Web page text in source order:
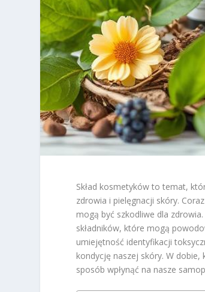
Skład kosmetyków to temat,
zdrowia i pielęgnacji skóry.
mogą być szkodliwe dla
składników, które mogą
umiejętność identyfikacji
kondycję naszej skóry. W
sposób wpłynąć na nasze